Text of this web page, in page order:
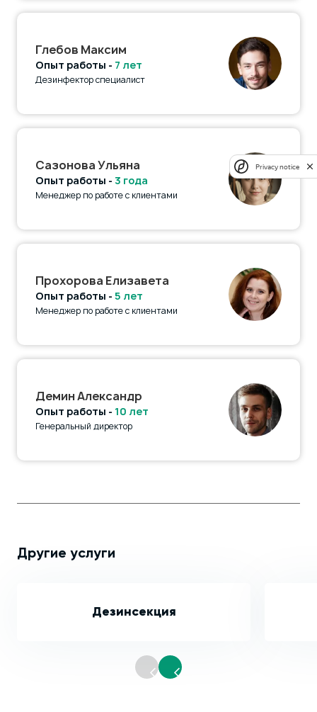
Глебов Максим
Опыт работы - 7 лет
Дезинфектор специалист
Сазонова Ульяна
Опыт работы - 3 года
Менеджер по работе с клиентами
Прохорова Елизавета
Опыт работы - 5 лет
Менеджер по работе с клиентами
Демин Александр
Опыт работы - 10 лет
Генеральный директор
Другие услуги
Дезинсекция
Privacy notice